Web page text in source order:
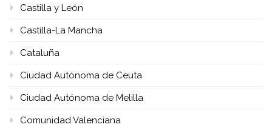
Castilla y León
Castilla-La Mancha
Cataluña
Ciudad Autónoma de Ceuta
Ciudad Autónoma de Melilla
Comunidad Valenciana